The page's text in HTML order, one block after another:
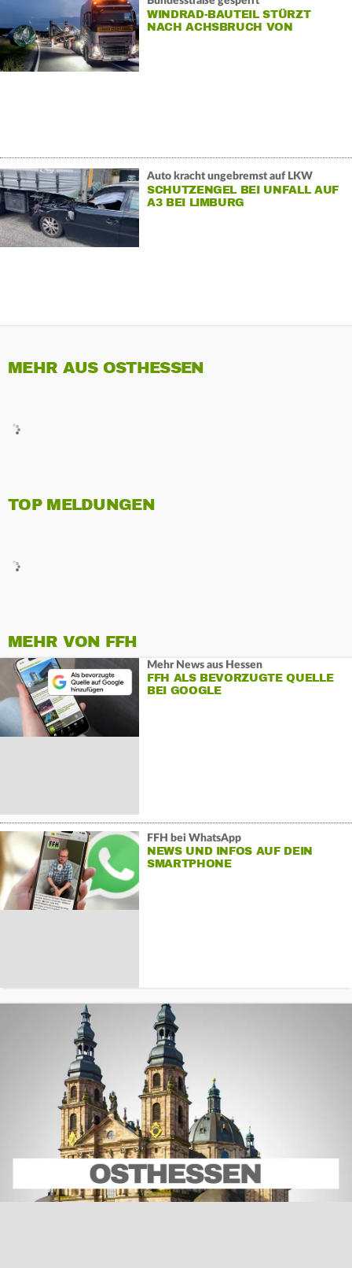
WINDRAD-BAUTEIL STÜRZT
NACH ACHSBRUCH VON
Auto kracht ungebremst auf LKW
SCHUTZENGEL BEI UNFALL AUF
A3 BEI LIMBURG
MEHR AUS OSTHESSEN
TOP MELDUNGEN
MEHR VON FFH
Mehr News aus Hessen
FFH ALS BEVORZUGTE QUELLE
BEI GOOGLE
FFH bei WhatsApp
NEWS UND INFOS AUF DEIN
SMARTPHONE